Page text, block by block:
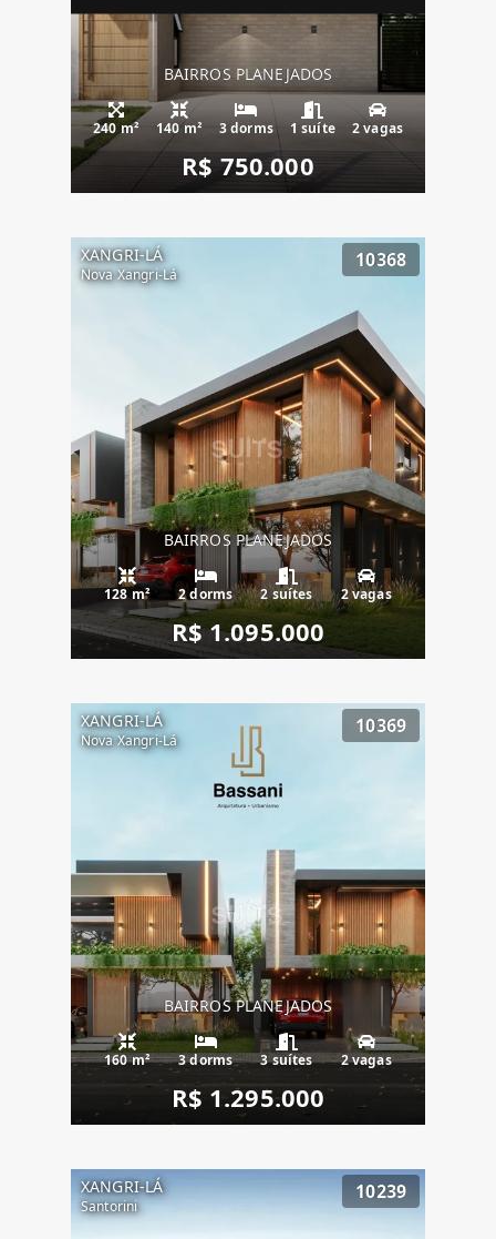
BAIRROS PLANEJADOS
240 m² 140 m² 3 dorms 1 suíte 2 vagas
R$ 750.000
XANGRI-LÁ
Nova Xangri-Lá
10368
BAIRROS PLANEJADOS
128 m² 2 dorms 2 suítes 2 vagas
R$ 1.095.000
XANGRI-LÁ
Nova Xangri-Lá
10369
BAIRROS PLANEJADOS
160 m² 3 dorms 3 suítes 2 vagas
R$ 1.295.000
XANGRI-LÁ
Santorini
10239